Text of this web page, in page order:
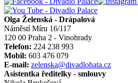
Olga Želenská - Drápalová
Náměstí Míru 16/117
120 00 Praha 2 - Vinohrady
Telefon: 224 238 993
Mobil: 603 476 079
E-mail: zelenska@divadlohata.cz
Asistentka ředitelky - smlouvy